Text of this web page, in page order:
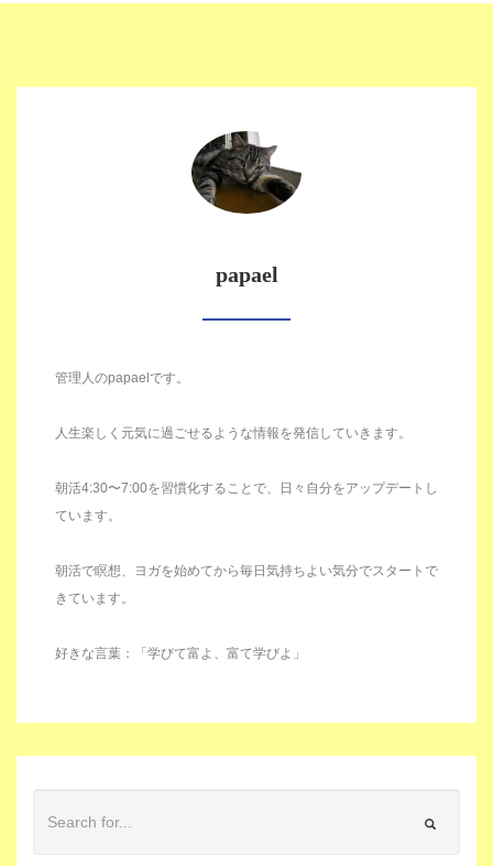
papael
管理人のpapaelです。
人生楽しく元気に過ごせるような情報を発信していきます。
朝活4:30〜7:00を習慣化することで、日々自分をアップデートし
ています。
朝活で瞑想、ヨガを始めてから毎日気持ちよい気分でスタートで
きています。
好きな言葉：「学びて富よ、富て学びよ」